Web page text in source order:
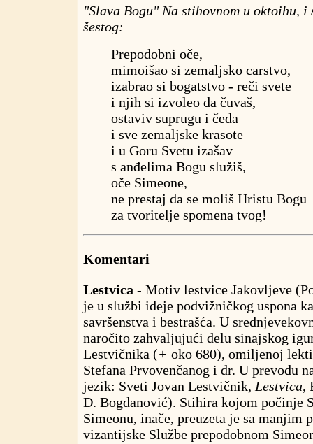
"Slava Bogu" Na stihovnom u oktoihu, i
šestog:
Prepodobni oče,
mimoišao si zemaljsko carstvo,
izabrao si bogatstvo - reči svete
i njih si izvoleo da čuvaš,
ostaviv suprugu i čeda
i sve zemaljske krasote
i u Goru Svetu izašav
s anđelima Bogu služiš,
oče Simeone,
ne prestaj da se moliš Hristu Bogu
za tvoritelje spomena tvog!
Komentari
Lestvica - Motiv lestvice Jakovljeve
je u službi ideje podvižničkog uspona
savršenstva i bestrašća. U
naročito zahvaljujući delu sinajskog
Lestvičnika (+ oko 680), omiljenoj
Stefana Prvovenčanog i dr. U prevodu
jezik: Sveti Jovan Lestvičnik, Lestvica,
D. Bogdanović). Stihira kojom počinje
Simeonu, inače, preuzeta je sa manjim
vizantijske Službe prepodobnom